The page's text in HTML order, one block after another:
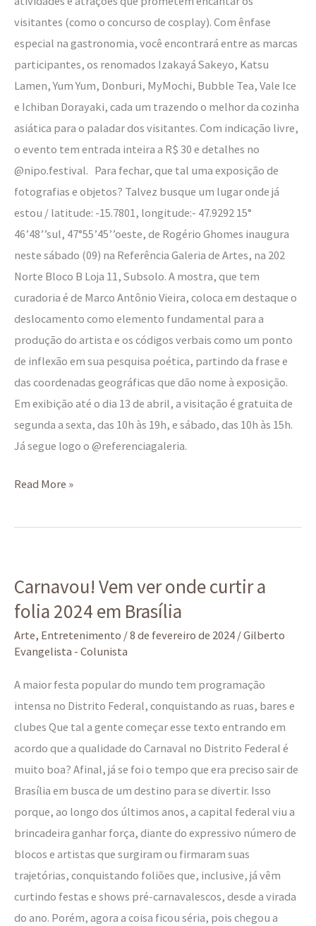
visitantes (como o concurso de cosplay). Com ênfase
especial na gastronomia, você encontrará entre as marcas
participantes, os renomados Izakayá Sakeyo, Katsu
Lamen, Yum Yum, Donburi, MyMochi, Bubble Tea, Vale Ice
e Ichiban Dorayaki, cada um trazendo o melhor da cozinha
asiática para o paladar dos visitantes. Com indicação livre,
o evento tem entrada inteira a R$ 30 e detalhes no
@nipo.festival. Para fechar, que tal uma exposição de
fotografias e objetos? Talvez busque um lugar onde já
estou / latitude: -15.7801, longitude:- 47.9292 15°
46’48’’sul, 47°55’45’’oeste, de Rogério Ghomes inaugura
neste sábado (09) na Referência Galeria de Artes, na 202
Norte Bloco B Loja 11, Subsolo. A mostra, que tem
curadoria é de Marco Antônio Vieira, coloca em destaque o
deslocamento como elemento fundamental para a
produção do artista e os códigos verbais como um ponto
de inflexão em sua pesquisa poética, partindo da frase e
das coordenadas geográficas que dão nome à exposição.
Em exibição até o dia 13 de abril, a visitação é gratuita de
segunda a sexta, das 10h às 19h, e sábado, das 10h às 15h.
Já segue logo o @referenciagaleria.
Read More »
Carnavou! Vem ver onde curtir a
folia 2024 em Brasília
Arte, Entretenimento /8 de fevereiro de 2024 /Gilberto
Evangelista - Colunista
A maior festa popular do mundo tem programação
intensa no Distrito Federal, conquistando as ruas, bares e
clubes Que tal a gente começar esse texto entrando em
acordo que a qualidade do Carnaval no Distrito Federal é
muito boa? Afinal, já se foi o tempo que era preciso sair de
Brasília em busca de um destino para se divertir. Isso
porque, ao longo dos últimos anos, a capital federal viu a
brincadeira ganhar força, diante do expressivo número de
blocos e artistas que surgiram ou firmaram suas
trajetórias, conquistando foliões que, inclusive, já vêm
curtindo festas e shows pré-carnavalescos, desde a virada
do ano. Porém, agora a coisa ficou séria, pois chegou a
Vem
ver
onde
curtir